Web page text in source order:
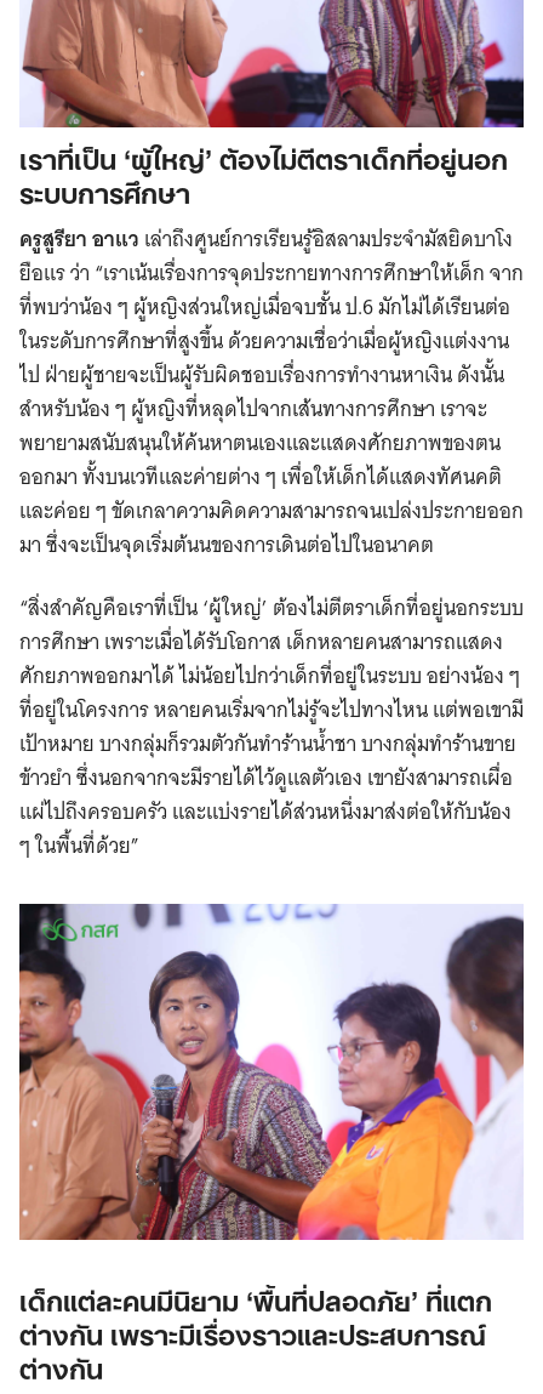
เราที่เป็น ‘ผู้ใหญ่’ ต้องไม่ตีตราเด็กที่อยู่นอก
ระบบการศึกษา
ครูสูรียา อาแว เล่าถึงศูนย์การเรียนรู้อิสลามประจำมัสยิดบาโง
ยือแร ว่า “เราเน้นเรื่องการจุดประกายทางการศึกษาให้เด็ก จาก
ที่พบว่าน้อง ๆ ผู้หญิงส่วนใหญ่เมื่อจบชั้น ป.6 มักไม่ได้เรียนต่อ
ในระดับการศึกษาที่สูงขึ้น ด้วยความเชื่อว่าเมื่อผู้หญิงแต่งงาน
ไป ฝ่ายผู้ชายจะเป็นผู้รับผิดชอบเรื่องการทำงานหาเงิน ดังนั้น
สำหรับน้อง ๆ ผู้หญิงที่หลุดไปจากเส้นทางการศึกษา เราจะ
พยายามสนับสนุนให้ค้นหาตนเองและแสดงศักยภาพของตน
ออกมา ทั้งบนเวทีและค่ายต่าง ๆ เพื่อให้เด็กได้แสดงทัศนคติ
และค่อย ๆ ขัดเกลาความคิดความสามารถจนเปล่งประกายออก
มา ซึ่งจะเป็นจุดเริ่มต้นนของการเดินต่อไปในอนาคต
“สิ่งสำคัญคือเราที่เป็น ‘ผู้ใหญ่’ ต้องไม่ตีตราเด็กที่อยู่นอกระบบ
การศึกษา เพราะเมื่อได้รับโอกาส เด็กหลายคนสามารถแสดง
ศักยภาพออกมาได้ ไม่น้อยไปกว่าเด็กที่อยู่ในระบบ อย่างน้อง ๆ
ที่อยู่ในโครงการ หลายคนเริ่มจากไม่รู้จะไปทางไหน แต่พอเขามี
เป้าหมาย บางกลุ่มก็รวมตัวกันทำร้านน้ำชา บางกลุ่มทำร้านขาย
ข้าวยำ ซึ่งนอกจากจะมีรายได้ไว้ดูแลตัวเอง เขายังสามารถเผื่อ
แผ่ไปถึงครอบครัว และแบ่งรายได้ส่วนหนึ่งมาส่งต่อให้กับน้อง
ๆ ในพื้นที่ด้วย”
เด็กแต่ละคนมีนิยาม ‘พื้นที่ปลอดภัย’ ที่แตก
ต่างกัน เพราะมีเรื่องราวและประสบการณ์
ต่างกัน